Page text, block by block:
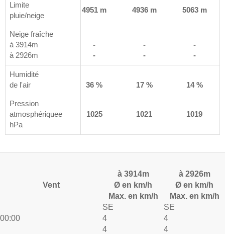
Limite
pluie/neige
4951 m 4936 m 5063 m
Neige fraîche
à 3914m
à 2926m
-
-
-
-
-
-
Humidité
de l'air
36 % 17 % 14 %
Pression
atmosphériquee
hPa
1025 1025 1021 1019
Vent
à 3914m
Ø en km/h
Max. en km/h
à 2926m
Ø en km/h
Max. en km/h
00:00
SE
4
4
SE
4
4